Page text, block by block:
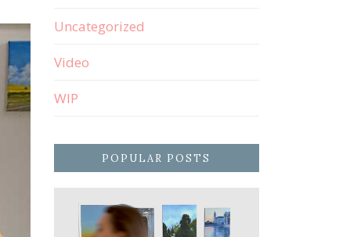
Uncategorized
Video
WIP
POPULAR POSTS